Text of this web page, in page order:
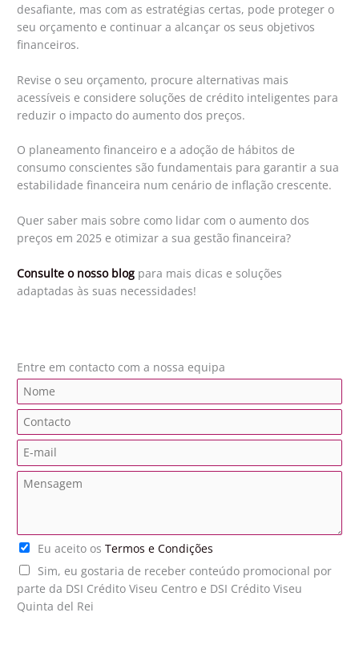
desafiante, mas com as estratégias certas, pode proteger o
seu orçamento e continuar a alcançar os seus objetivos
financeiros.
Revise o seu orçamento, procure alternativas mais
acessíveis e considere soluções de crédito inteligentes para
reduzir o impacto do aumento dos preços.
O planeamento financeiro e a adoção de hábitos de
consumo conscientes são fundamentais para garantir a sua
estabilidade financeira num cenário de inflação crescente.
Quer saber mais sobre como lidar com o aumento dos
preços em 2025 e otimizar a sua gestão financeira?
Consulte o nosso blog para mais dicas e soluções
adaptadas às suas necessidades!
Entre em contacto com a nossa equipa
N
a
m
e
o
t
o
m
*
M
s
a
g
e
m
T
e
m
Eu aceito osTermos e Condições
P
u
b
Sim, eu gostaria de receber conteúdo promocional por
parte da DSI Crédito Viseu Centro e DSI Crédito Viseu
Quinta del Rei